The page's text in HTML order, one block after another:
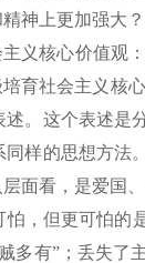
神上更加强大
义核心价值观
育社会主义核
。这个表述是
样的思想方
面看，是爱国、
，但更可怕的
多有”；丢失